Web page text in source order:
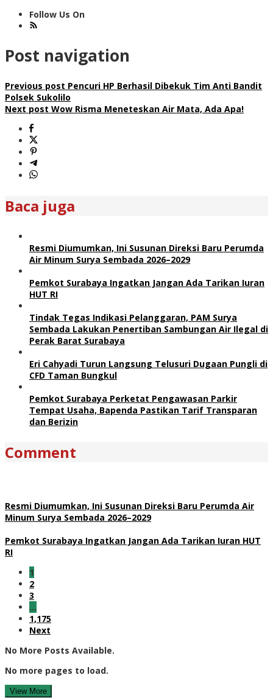
Follow Us On
Post navigation
Previous post Pencuri HP Berhasil Dibekuk Tim Anti Bandit
Polsek Sukolilo
Next post Wow Risma Meneteskan Air Mata, Ada Apa!
Baca juga
Resmi Diumumkan, Ini Susunan Direksi Baru Perumda
Air Minum Surya Sembada 2026–2029
Pemkot Surabaya Ingatkan Jangan Ada Tarikan Iuran
HUT RI
Tindak Tegas Indikasi Pelanggaran, PAM Surya
Sembada Lakukan Penertiban Sambungan Air Ilegal di
Perak Barat Surabaya
Eri Cahyadi Turun Langsung Telusuri Dugaan Pungli di
CFD Taman Bungkul
Pemkot Surabaya Perketat Pengawasan Parkir
Tempat Usaha, Bapenda Pastikan Tarif Transparan
dan Berizin
Comment
Resmi Diumumkan, Ini Susunan Direksi Baru Perumda Air
Minum Surya Sembada 2026–2029
Pemkot Surabaya Ingatkan Jangan Ada Tarikan Iuran HUT
RI
1
2
3
…
1,175
Next
No More Posts Available.
No more pages to load.
View More